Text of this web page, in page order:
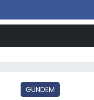
GÜNDEM